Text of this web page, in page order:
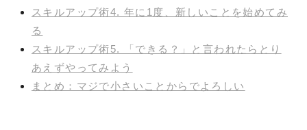
スキルアップ術4. 年に1度、新しいことを始めてみ
る
スキルアップ術5. 「できる？」と言われたらとり
あえずやってみよう
まとめ：マジで小さいことからでよろしい